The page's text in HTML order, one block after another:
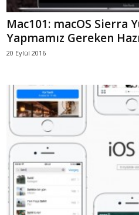
Mac101: macOS Sierra
Yapmamız Gereken
20 Eylül 2016